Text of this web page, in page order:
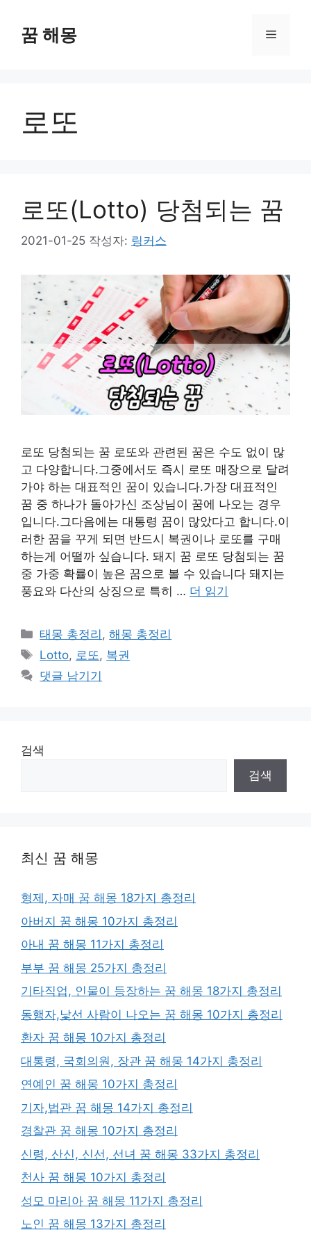
꿈 해몽 메
로또
로또(Lotto) 당첨되는 꿈
2021-01-25 작성자: 링커스
로또 당첨되는 꿈 로또와 관련된 꿈은 수도 없이 많
고 다양합니다.그중에서도 즉시 로또 매장으로 달려
가야 하는 대표적인 꿈이 있습니다.가장 대표적인
꿈 중 하나가 돌아가신 조상님이 꿈에 나오는 경우
입니다.그다음에는 대통령 꿈이 많았다고 합니다.이
러한 꿈을 꾸게 되면 반드시 복권이나 로또를 구매
하는게 어떨까 싶습니다. 돼지 꿈 로또 당첨되는 꿈
중 가중 확률이 높은 꿈으로 볼 수 있습니다 돼지는
풍요와 다산의 상징으로 특히 … 더 읽기
카
테
리
태몽 총정리 ,해몽 총정리
태
그
Lotto, 로또, 복권
댓글 남기기
검색
검색
최신 꿈 해몽
형제, 자매 꿈 해몽 18가지 총정리
아버지 꿈 해몽 10가지 총정리
아내 꿈 해몽 11가지 총정리
부부 꿈 해몽 25가지 총정리
기타직업, 인물이 등장하는 꿈 해몽 18가지 총정리
동행자,낯선 사람이 나오는 꿈 해몽 10가지 총정리
환자 꿈 해몽 10가지 총정리
대통령, 국회의원, 장관 꿈 해몽 14가지 총정리
연예인 꿈 해몽 10가지 총정리
기자,법관 꿈 해몽 14가지 총정리
경찰관 꿈 해몽 10가지 총정리
신령, 산신, 신선, 선녀 꿈 해몽 33가지 총정리
천사 꿈 해몽 10가지 총정리
성모 마리아 꿈 해몽 11가지 총정리
노인 꿈 해몽 13가지 총정리